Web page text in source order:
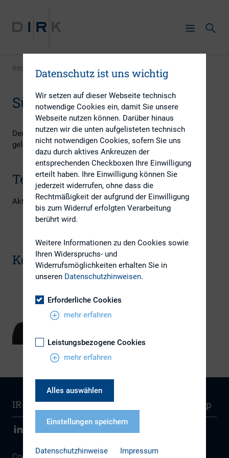
Ressourcen Regionalkreise
Südwest
Der Regionalkreis Südwest wird von Johannes Bürkle
geleitet.
Termine
Aktuell keine Termine vorhanden.
Kontakt
Johannes Buerkle
+49 (6227) 77 01 57
j.buerkle
IR-Wissen Kontakt Sitemap
Datenschutz ist uns wichtig
Wir setzen auf dieser Webseite technisch
notwendige Cookies ein, damit Sie unsere
Webseite nutzen können. Darüber hinaus
nutzen wir die unten aufgelisteten technisch
nicht notwendigen Cookies, sofern Sie uns
dazu durch aktives Ankreuzen der
entsprechenden Checkboxen Ihre Einwilligung
erteilt haben. Ihre Einwilligung können Sie
jederzeit widerrufen, ohne dass die
Rechtmäßigkeit der aufgrund der Einwilligung
bis zum Widerruf erfolgten Verarbeitung
berührt wird.
Weitere Informationen zu den Cookies sowie
Ihren Widerspruchs- und
Widerrufsmöglichkeiten erhalten Sie in
unseren Datenschutzhinweisen.
Erforderliche Cookies
mehr erfahren
Leistungsbezogene Cookies
mehr erfahren
Alles auswählen
Einstellungen speichern
Datenschutzhinweise Impressum